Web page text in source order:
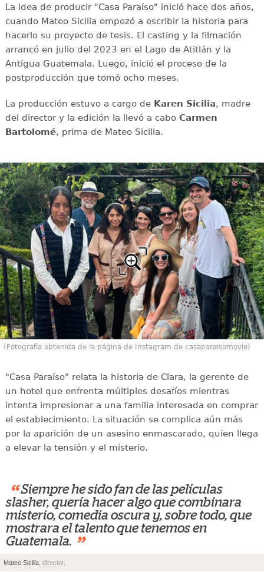
La idea de producir "Casa Paraíso" inició hace dos años,
cuando Mateo Sicilia empezó a escribir la historia para
hacerlo su proyecto de tesis. El casting y la filmación
arrancó en julio del 2023 en el Lago de Atitlán y la
Antigua Guatemala. Luego, inició el proceso de la
postproducción que tomó ocho meses.
La producción estuvo a cargo de Karen Sicilia, madre
del director y la edición la llevó a cabo Carmen
Bartolomé, prima de Mateo Sicilia.
(Fotografía obtenida de la página de Instagram de casaparaisomovie)
"Casa Paraíso" relata la historia de Clara, la gerente de
un hotel que enfrenta múltiples desafíos mientras
intenta impresionar a una familia interesada en comprar
el establecimiento. La situación se complica aún más
por la aparición de un asesino enmascarado, quien llega
a elevar la tensión y el misterio.
“ Siempre he sido fan de las películas
slasher, quería hacer algo que combinara
misterio, comedia oscura y, sobre todo, que
mostrara el talento que tenemos en
Guatemala. ”
Mateo Sicilia , director.